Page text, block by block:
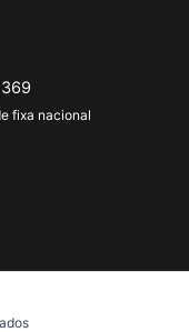
fixa nacional